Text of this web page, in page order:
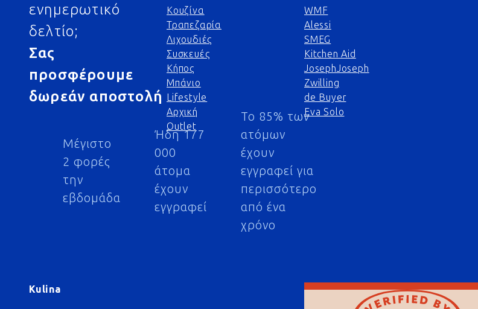
ενημερωτικό
δελτίο;
Σας
προσφέρουμε
δωρεάν αποστολή
Μέγιστο
2 φορές
την
εβδομάδα
Ήδη 177
000
άτομα
έχουν
εγγραφεί
Το 85% των
ατόμων
έχουν
εγγραφεί για
περισσότερο
από ένα
χρόνο
Κουζίνα
Τραπεζαρία
Λιχουδιές
Συσκευές
Κήπος
Μπάνιο
Lifestyle
Αρχική
Outlet
WMF
Alessi
SMEG
Kitchen Aid
JosephJoseph
Zwilling
de Buyer
Eva Solo
Kulina